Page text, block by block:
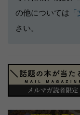
の他については
さい。